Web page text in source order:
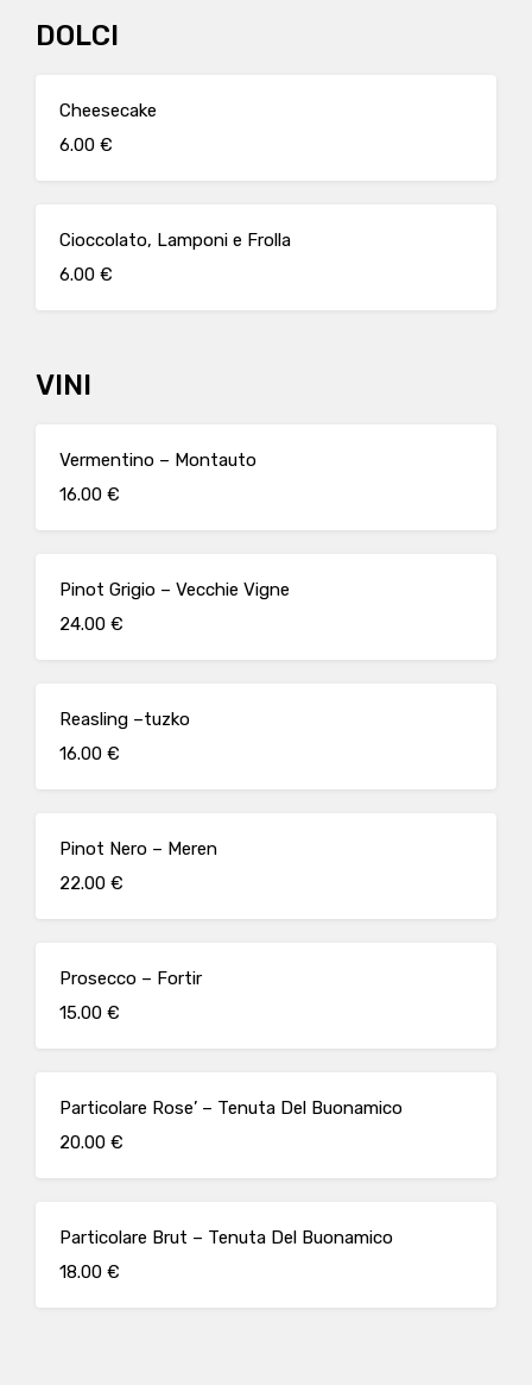
DOLCI
Cheesecake
6.00 €
Cioccolato, Lamponi e Frolla
6.00 €
VINI
Vermentino – Montauto
16.00 €
Pinot Grigio – Vecchie Vigne
24.00 €
Reasling –tuzko
16.00 €
Pinot Nero – Meren
22.00 €
Prosecco – Fortir
15.00 €
Particolare Rose’ – Tenuta Del Buonamico
20.00 €
Particolare Brut – Tenuta Del Buonamico
18.00 €